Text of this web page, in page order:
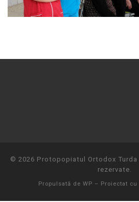
© 2026 Protopopiatul Ortodox Turda
rezervate.
Propulsată de WP – Proiectat cu